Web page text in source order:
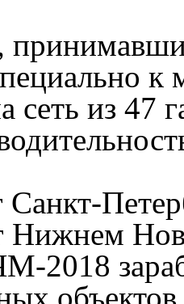
сеть из 47
Нижнем
2018